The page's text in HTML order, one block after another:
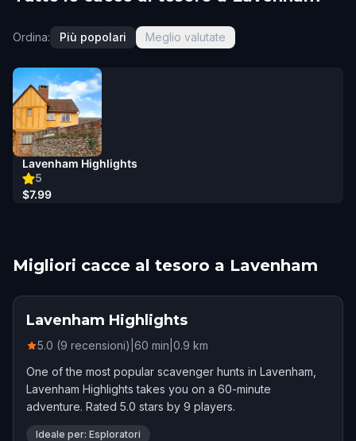
Ordina: Più popolari Meglio valutate
5
Lavenham Highlights
$7.99
Migliori cacce al tesoro a Lavenham
Lavenham Highlights
5.0 (9 recensioni) 60 min 0.9 km
One of the most popular scavenger hunts in Lavenham,
Lavenham Highlights takes you on a 60-minute
adventure. Rated 5.0 stars by 9 players.
Ideale per: Esploratori